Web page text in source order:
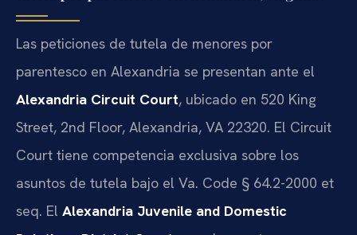
Las peticiones de tutela de menores por
parentesco en Alexandria se presentan ante el
Alexandria Circuit Court, ubicado en 520 King
Street, 2nd Floor, Alexandria, VA 22320. El Circuit
Court tiene competencia exclusiva sobre los
asuntos de tutela bajo el Va. Code § 64.2-2000 et
seq. El Alexandria Juvenile and Domestic